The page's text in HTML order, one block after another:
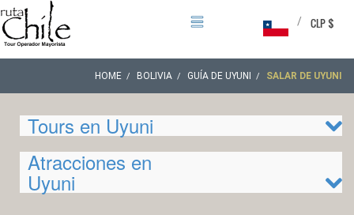
CLP $
/
HOME BOLIVIA GUÍA DE UYUNI SALAR DE UYUNI
Tours en Uyuni
Atracciones en
Uyuni